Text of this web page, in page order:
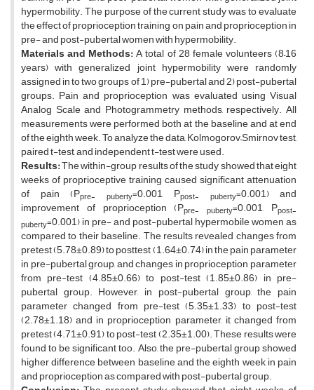
hypermobility. The purpose of the current study was to evaluate
the effect of proprioception training on pain and proprioception in
pre- and post-pubertal women with hypermobility.
Materials and Methods:A total of 28 female volunteers (8–16
years) with generalized joint hypermobility were randomly
assigned in to two groups of 1) pre-pubertal and 2) post-pubertal
groups. Pain and proprioception was evaluated using Visual
Analog Scale and Photogrammetry methods, respectively. All
measurements were performed both at the baseline and at end
of the eighth week. To analyze the data, Kolmogorov–Smirnov test,
paired t-test, and independent t-test were used.
Results:The within-group results of the study showed that eight
weeks of proprioceptive training caused significant attenuation
of pain (Ppre- puberty=0.001, Ppost- puberty=0.001) and
improvement of proprioception (Ppre- puberty=0.001, Ppost-
puberty=0.001) in pre- and post-pubertal hypermobile women as
compared to their baseline. The results revealed changes from
pretest (5.78±0.89) to posttest (1.64±0.74) in the pain parameter
in pre-pubertal group, and changes in proprioception parameter
from pre-test (4.85±0.66) to post-test (1.85±0.86) in pre-
pubertal group. However, in post-pubertal group, the pain
parameter changed from pre-test (5.35±1.33) to post-test
(2.78±1.18) and in proprioception parameter, it changed from
pretest (4.71±0.91) to post-test (2.35±1.00). These results were
found to be significant too. Also, the pre-pubertal group showed
higher difference between baseline and the eighth week in pain
and proprioception as compared with post-pubertal group.